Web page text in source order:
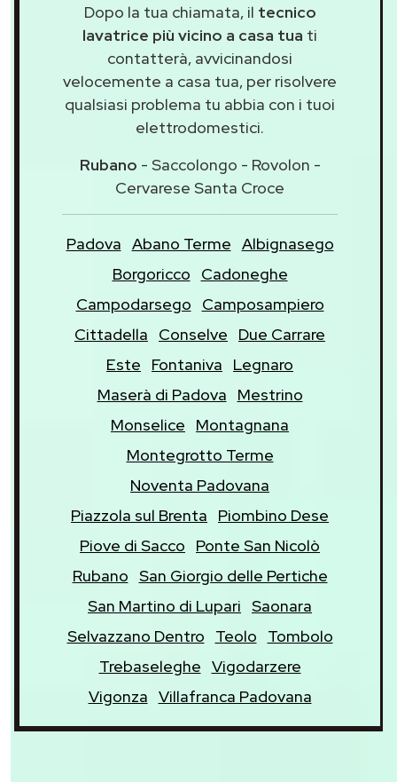
Dopo la tua chiamata, il tecnico
lavatrice più vicino a casa tua ti
contatterà, avvicinandosi
velocemente a casa tua, per risolvere
qualsiasi problema tu abbia con i tuoi
elettrodomestici.
Rubano - Saccolongo - Rovolon -
Cervarese Santa Croce
Padova Abano Terme Albignasego
Borgoricco
Cadoneghe
Campodarsego
Camposampiero
Cittadella
Conselve
Due Carrare
Este
Fontaniva
Legnaro
Maserà di Padova
Mestrino
Monselice
Montagnana
Montegrotto Terme
Noventa Padovana
Piazzola sul Brenta
Piombino Dese
Piove di Sacco
Ponte San Nicolò
Rubano San Giorgio delle Pertiche
San Martino di Lupari Saonara
Selvazzano Dentro
Teolo
Tombolo
Trebaseleghe Vigodarzere
Vigonza Villafranca Padovana